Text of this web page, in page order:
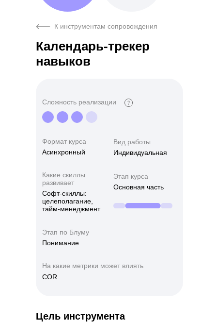
Сложность реализации
Вид работы
Индивидуальная
Формат курса
Асинхронный
Этап по Блуму
Понимание
Какие скиллы
развивает
Софт-скиллы:
целеполагание,
тайм-менеджмент
На какие метрики может влиять
COR
Этап курса
Основная часть
Календарь-трекер
навыков
Цель инструмента
К инструментам сопровождения